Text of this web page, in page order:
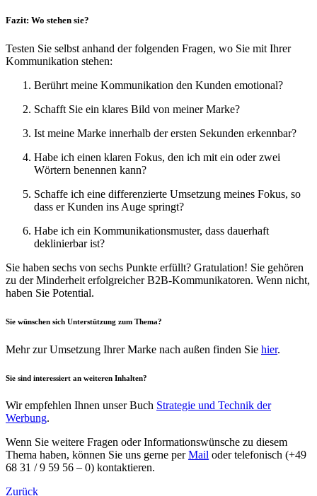
Fazit: Wo stehen sie?
Testen Sie selbst anhand der folgenden Fragen, wo Sie mit Ihrer
Kommunikation stehen:
Berührt meine Kommunikation den Kunden emotional?
Schafft Sie ein klares Bild von meiner Marke?
Ist meine Marke innerhalb der ersten Sekunden erkennbar?
Habe ich einen klaren Fokus, den ich mit ein oder zwei
Wörtern benennen kann?
Schaffe ich eine differenzierte Umsetzung meines Fokus, so
dass er Kunden ins Auge springt?
Habe ich ein Kommunikationsmuster, dass dauerhaft
deklinierbar ist?
Sie haben sechs von sechs Punkte erfüllt? Gratulation! Sie gehören
zu der Minderheit erfolgreicher B2B-Kommunikatoren. Wenn nicht,
haben Sie Potential.
Sie wünschen sich Unterstützung zum Thema?
Mehr zur Umsetzung Ihrer Marke nach außen finden Sie hier.
Sie sind interessiert an weiteren Inhalten?
Wir empfehlen Ihnen unser Buch Strategie und Technik der
Werbung.
Wenn Sie weitere Fragen oder Informationswünsche zu diesem
Thema haben, können Sie uns gerne perMail oder telefonisch (+49
68 31 / 9 59 56 – 0) kontaktieren.
Zurück